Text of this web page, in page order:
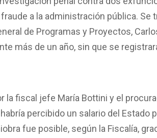
a la administración pública. Se
de Programas y Proyectos,
más de un año, sin que se
la fiscal jefe María Bottini y el
percibido un salario del Estado
fue posible, según la Fiscalía,